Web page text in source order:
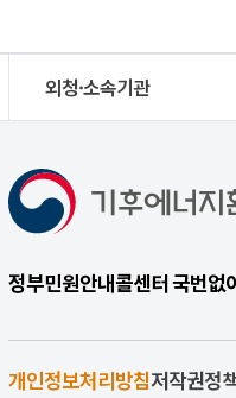
외청·소속기관
정부민원안내콜센터 국번
개인정보처리방침저작권정